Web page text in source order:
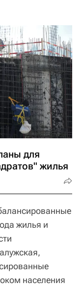
для
жилья
жилья и
населения